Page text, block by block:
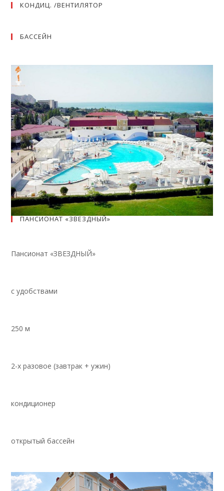
КОНДИЦ. /ВЕНТИЛЯТОР
БАССЕЙН
ПАНСИОНАТ «ЗВЕЗДНЫЙ»
Пансионат «ЗВЕЗДНЫЙ»
с удобствами
250 м
2-х разовое (завтрак + ужин)
кондиционер
открытый бассейн